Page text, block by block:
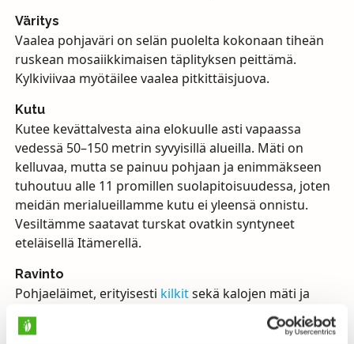
Väritys
Vaalea pohjaväri on selän puolelta kokonaan tiheän
ruskean mosaiikkimaisen täplityksen peittämä.
Kylkiviivaa myötäilee vaalea pitkittäisjuova.
Kutu
Kutee kevättalvesta aina elokuulle asti vapaassa
vedessä 50–150 metrin syvyisillä alueilla. Mäti on
kelluvaa, mutta se painuu pohjaan ja enimmäkseen
tuhoutuu alle 11 promillen suolapitoisuudessa, joten
meidän merialueillamme kutu ei yleensä onnistu.
Vesiltämme saatavat turskat ovatkin syntyneet
eteläisellä Itämerellä.
Ravinto
Pohjaeläimet, erityisesti kilkitsekä kalojen mäti ja
kalat.